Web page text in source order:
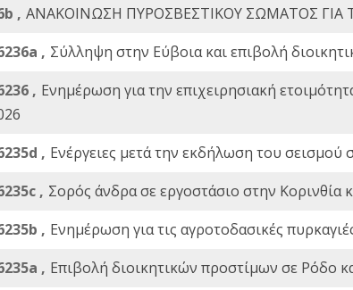
, ΑΝΑΚΟΙΝΩΣΗ ΠΥΡΟΣΒΕΣΤΙΚΟΥ ΣΩΜΑΤΟΣ
, Σύλληψη στην Εύβοια και επιβολή
, Ενημέρωση για την επιχειρησιακή
, Ενέργειες μετά την εκδήλωση του σεισμού
, Σορός άνδρα σε εργοστάσιο στην Κορινθία
, Ενημέρωση για τις αγροτοδασικές
, Eπιβολή διοικητικών προστίμων σε Ρόδο